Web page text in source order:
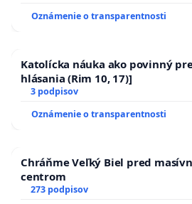
Oznámenie o transparentnosti
Katolícka náuka ako povinný
hlásania (Rim 10, 17)]
3 podpisov
Oznámenie o transparentnosti
Chráňme Veľký Biel pred
centrom
273 podpisov